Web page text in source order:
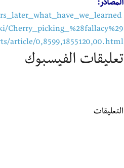
المصادر:
article/0,8599,1855120,00.html
تعليقات الفيسبوك
التعليقات